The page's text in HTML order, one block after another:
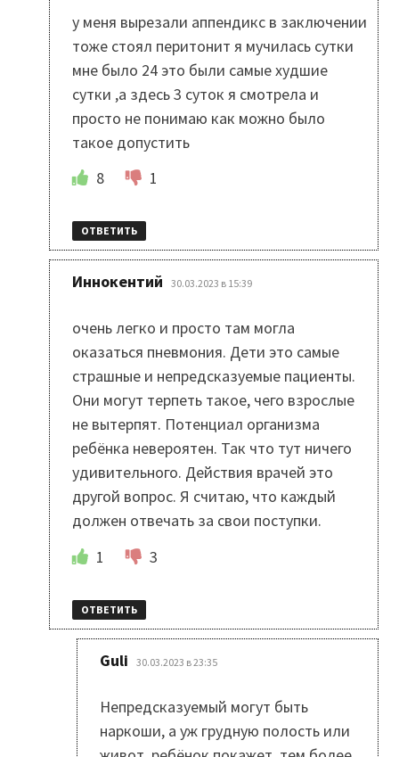
у меня вырезали аппендикс в заключении
тоже стоял перитонит я мучилась сутки
мне было 24 это были самые худшие
сутки ,а здесь 3 суток я смотрела и
просто не понимаю как можно было
такое допустить
8
1
ОТВЕТИТЬ
Иннокентий 30.03.2023 в 15:39
очень легко и просто там могла
оказаться пневмония. Дети это самые
страшные и непредсказуемые пациенты.
Они могут терпеть такое, чего взрослые
не вытерпят. Потенциал организма
ребёнка невероятен. Так что тут ничего
удивительного. Действия врачей это
другой вопрос. Я считаю, что каждый
должен отвечать за свои поступки.
1
3
ОТВЕТИТЬ
Guli 30.03.2023 в 23:35
Непредсказуемый могут быть
наркоши, а уж грудную полость или